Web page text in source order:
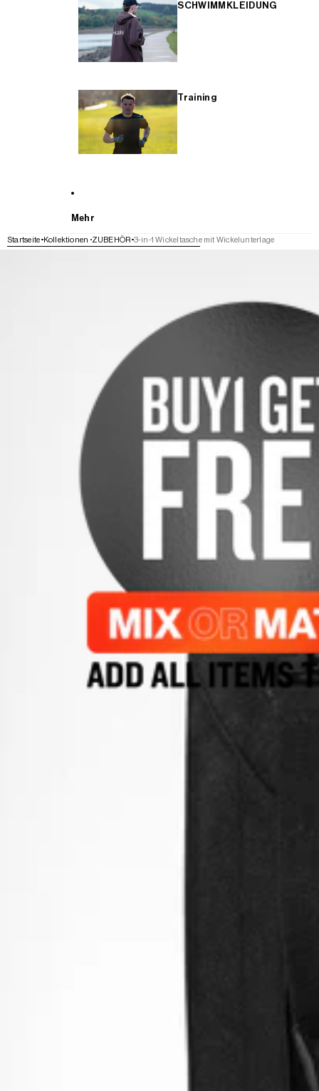
SCHWIMMKLEIDUNG
Training
Mehr
Startseite Kollektionen ZUBEHÖR 3-in-1 Wickeltasche mit Wickelunterlage
WEITER ZU DEN PRODUKTINFORMATIONEN